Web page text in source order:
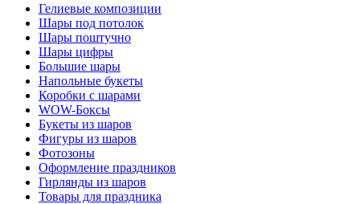
Гелиевые композиции
Шары под потолок
Шары поштучно
Шары цифры
Большие шары
Напольные букеты
Коробки с шарами
WOW-Боксы
Букеты из шаров
Фигуры из шаров
Фотозоны
Оформление праздников
Гирлянды из шаров
Товары для праздника